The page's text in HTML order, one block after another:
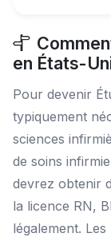
en États-
Pour devenir
typiquement
sciences
de soins
devrez obtenir
la licence RN,
légalement.